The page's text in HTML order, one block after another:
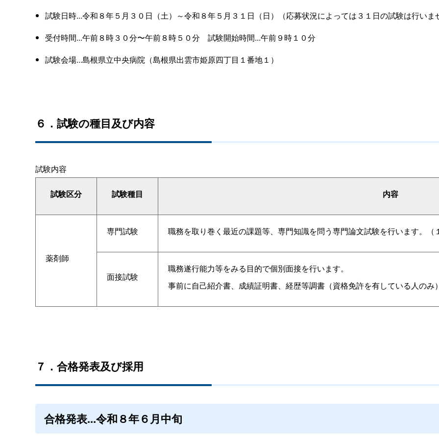
試験日時...令和８年５月３０日（土）～令和８年５月３１日（日）（応募状況によっては３１日の試験は行いま
受付時間...午前８時３０分〜午前８時５０分 試験開始時間...午前９時１０分
試験会場...島根県立中央病院（島根県出雲市姫原四丁目１番地１）
６．試験の種目及び内容
試験内容
試験区分 試験種目 内容
薬剤師
専門試験 職務を取り巻く最近の課題等、専門知識を問う専門論文試験を行います。（
面接試験
職務遂行能力等をみる目的で個別面接を行います。
事前に自己紹介書、成績証明書、経歴等調書（資格免許を有している人のみ
７．合格発表及び採用
合格発表...令和８年６月中旬